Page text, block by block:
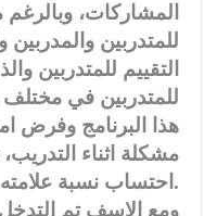
المشاركات،
للمتدربين
التقييم للمتدربين
للمتدربين في مختلف
هذا البرنامج وفرض
مشكلة اثناء
احتساب نسبة علامته من العلامات الكلية.
ومع الاسف تم التدخل